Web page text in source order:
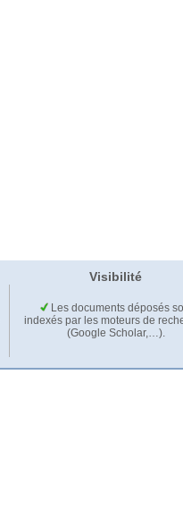
Visibilité
Les documents déposés
indexés par les moteurs de
(Google Scholar,…).